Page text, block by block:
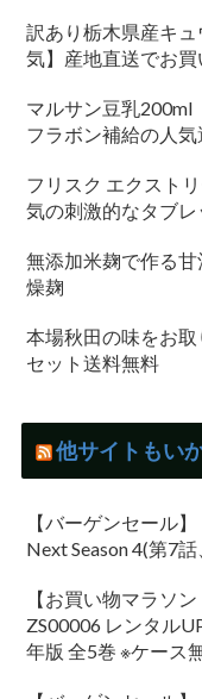
訳あり栃木県産キ
気】産地直送でお買
マルサン豆乳200ml
フラボン補給の人気
フリスク エクスト
気の刺激的なタブレ
無添加米麹で作る
燥麹
本場秋田の味をお
セット送料無料
他サイトもい
【バーゲンセール
Next Season 4(第7
【お買い物マラソ
ZS00006 レンタル
年版 全5巻 ※ケース